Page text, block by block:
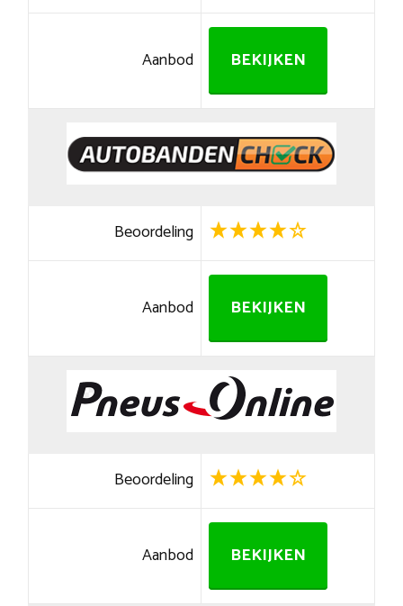
Aanbod BEKIJKEN
Beoordeling
Aanbod BEKIJKEN
Beoordeling
Aanbod BEKIJKEN